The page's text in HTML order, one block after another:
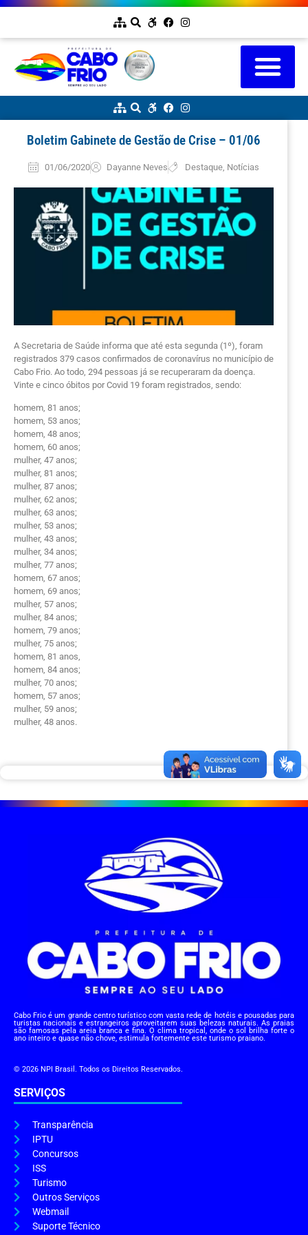
Boletim Gabinete de Gestão de Crise – 01/06
01/06/2020 Dayanne Neves Destaque Notícias
A Secretaria de Saúde informa que até esta segunda (1º), foram
registrados 379 casos confirmados de coronavírus no município de
Cabo Frio. Ao todo, 294 pessoas já se recuperaram da doença.
Vinte e cinco óbitos por Covid 19 foram registrados, sendo:
homem, 81 anos;
homem, 53 anos;
homem, 48 anos;
homem, 60 anos;
mulher, 47 anos;
mulher, 81 anos;
mulher, 87 anos;
mulher, 62 anos;
mulher, 63 anos;
mulher, 53 anos;
mulher, 43 anos;
mulher, 34 anos;
mulher, 77 anos;
homem, 67 anos;
homem, 69 anos;
mulher, 57 anos;
mulher, 84 anos;
homem, 79 anos;
mulher, 75 anos;
homem, 81 anos,
homem, 84 anos;
mulher, 70 anos;
homem, 57 anos;
mulher, 59 anos;
mulher, 48 anos.
Cabo Frio é um grande centro turístico com vasta rede de hotéis e pousadas para
turistas nacionais e estrangeiros aproveitarem suas belezas naturais. As praias
são famosas pela areia branca e fina. O clima tropical, onde o sol brilha forte o
ano inteiro e quase não chove, estimula fortemente este turismo praiano.
© 2026 NPI Brasil. Todos os Direitos Reservados.
SERVIÇOS
Transparência
IPTU
Concursos
ISS
Turismo
Outros Serviços
Webmail
Suporte Técnico